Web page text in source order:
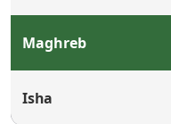
Maghreb
Isha